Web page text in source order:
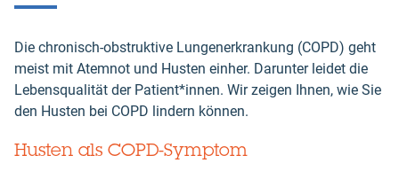
Die chronisch-obstruktive Lungenerkrankung (COPD) geht
meist mit Atemnot und Husten einher. Darunter leidet die
Lebensqualität der Patient*innen. Wir zeigen Ihnen, wie Sie
den Husten bei COPD lindern können.
Husten als COPD-Symptom